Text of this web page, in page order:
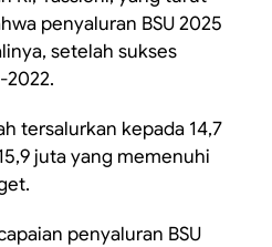
penyaluran BSU 2025
setelah sukses
2022.
tersalurkan kepada 14,7
juta yang memenuhi
penyaluran BSU